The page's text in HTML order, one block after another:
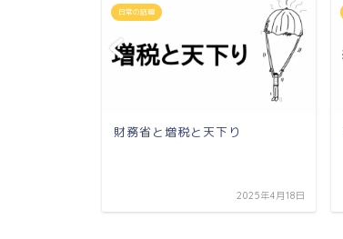
日常の話題
財務省と増税と天下り
2025年4月18日